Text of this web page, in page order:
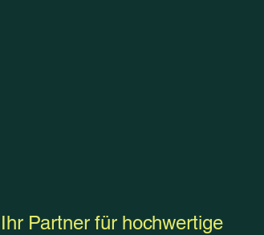
Ihr Partner für hochwertige